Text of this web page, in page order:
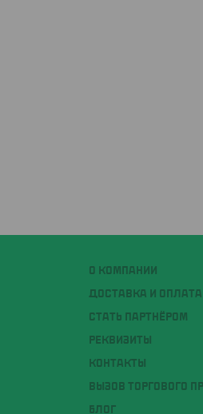
О КОМПАНИИ
ДОСТАВКА И ОПЛАТА
СТАТЬ ПАРТНЁРОМ
РЕКВИЗИТЫ
КОНТАКТЫ
ВЫЗОВ ТОРГОВОГО
БЛОГ